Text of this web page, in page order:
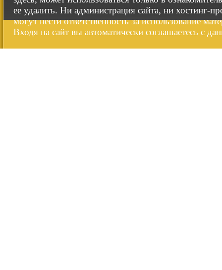
ее удалить. Ни администрация сайта, ни хостинг-
могут нести ответственность за использование
Входя на сайт вы автоматически соглашаетесь с